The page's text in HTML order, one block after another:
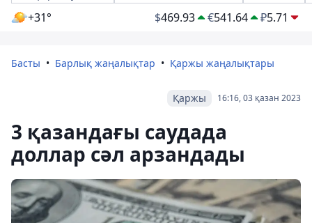
+31° $469.93 €541.64 ₽5.71
Басты Барлық жаңалықтар Қаржы жаңалықтары
16:16, 03 қазан 2023
Қаржы
3 қазандағы саудада
доллар сәл арзандады